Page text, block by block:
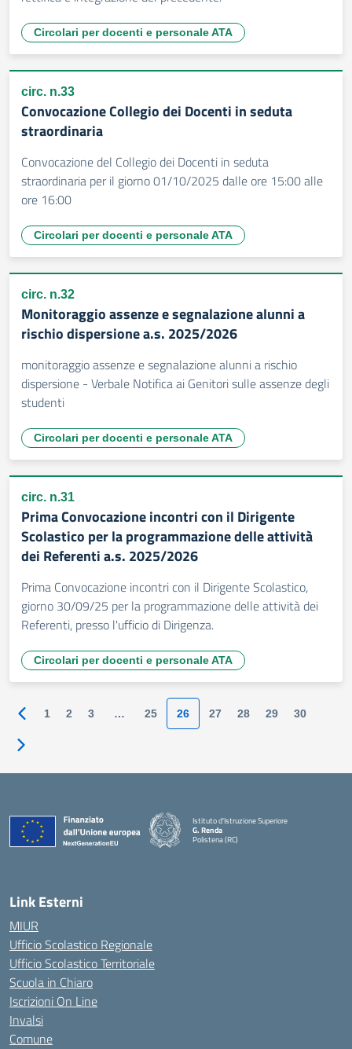
Circolari per docenti e personale ATA
circ. n.33
Convocazione Collegio dei Docenti in seduta
straordinaria
Convocazione del Collegio dei Docenti in seduta
straordinaria per il giorno 01/10/2025 dalle ore 15:00 alle
ore 16:00
Circolari per docenti e personale ATA
circ. n.32
Monitoraggio assenze e segnalazione alunni a
rischio dispersione a.s. 2025/2026
monitoraggio assenze e segnalazione alunni a rischio
dispersione - Verbale Notifica ai Genitori sulle assenze degli
studenti
Circolari per docenti e personale ATA
circ. n.31
Prima Convocazione incontri con il Dirigente
Scolastico per la programmazione delle attività
dei Referenti a.s. 2025/2026
Prima Convocazione incontri con il Dirigente Scolastico,
giorno 30/09/25 per la programmazione delle attività dei
Referenti, presso l'ufficio di Dirigenza.
Circolari per docenti e personale ATA
Pagina precedente
1 2 3 … 25 26 27 28 29 30
Pagina successiva
Istituto d'Istruzione Superiore
G. Renda
Polistena (RC)
Link Esterni
MIUR
Ufficio Scolastico Regionale
Ufficio Scolastico Territoriale
Scuola in Chiaro
Iscrizioni On Line
Invalsi
Comune